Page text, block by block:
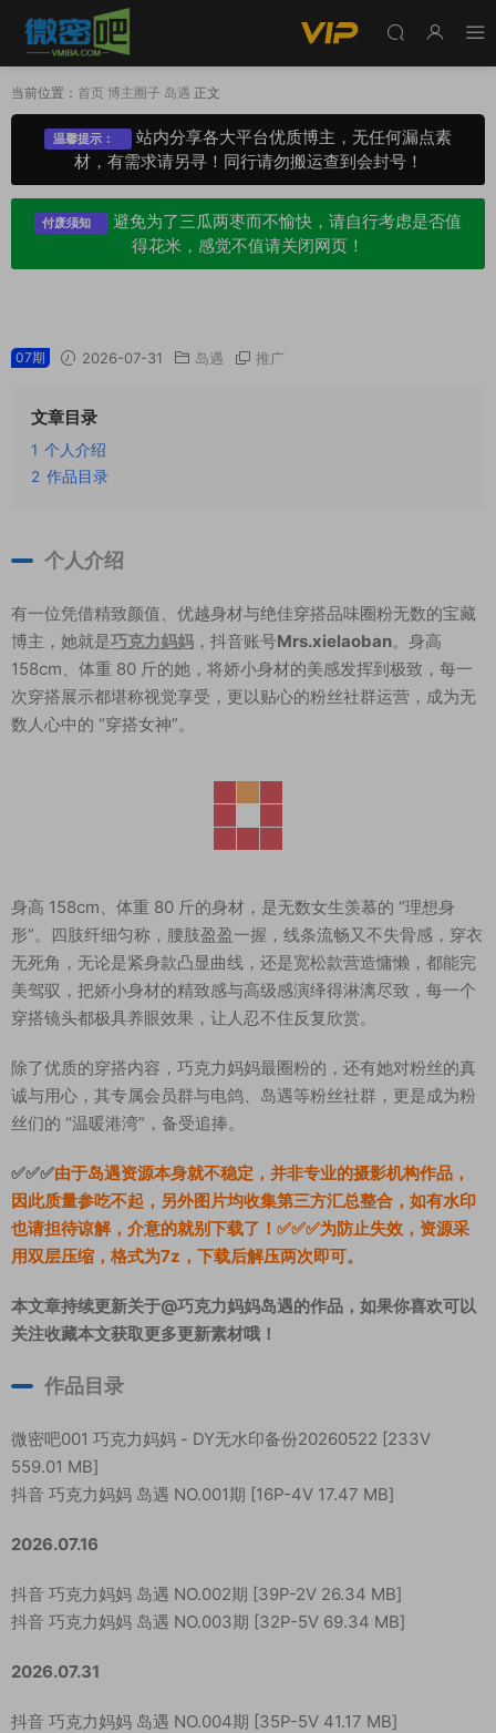
当前位置： 首页 博主圈子 岛遇 正文
温馨提示：
站内分享各大平台优质博主，无任何漏点素
材，有需求请另寻！同行请勿搬运查到会封号！
付废须知
避免为了三瓜两枣而不愉快，请自行考虑是否值
得花米，感觉不值请关闭网页！
07期 2026-07-31 岛遇 推广
文章目录
1 个人介绍
2 作品目录
个人介绍
有一位凭借精致颜值、优越身材与绝佳穿搭品味圈粉无数的宝藏
博主，她就是巧克力妈妈 ，抖音账号Mrs.xielaoban。身高
158cm、体重 80 斤的她，将娇小身材的美感发挥到极致，每一
次穿搭展示都堪称视觉享受，更以贴心的粉丝社群运营，成为无
数人心中的 “穿搭女神”。
身高 158cm、体重 80 斤的身材，是无数女生羡慕的 “理想身
形”。四肢纤细匀称，腰肢盈盈一握，线条流畅又不失骨感，穿衣
无死角，无论是紧身款凸显曲线，还是宽松款营造慵懒，都能完
美驾驭，把娇小身材的精致感与高级感演绎得淋漓尽致，每一个
穿搭镜头都极具养眼效果，让人忍不住反复欣赏。
除了优质的穿搭内容，巧克力妈妈最圈粉的，还有她对粉丝的真
诚与用心，其专属会员群与电鸽、岛遇等粉丝社群，更是成为粉
丝们的 “温暖港湾”，备受追捧。
✅✅✅由于岛遇资源本身就不稳定，并非专业的摄影机构作品，
因此质量参吃不起，另外图片均收集第三方汇总整合，如有水印
也请担待谅解，介意的就别下载了！✅✅✅为防止失效，资源采
用双层压缩，格式为7z，下载后解压两次即可。
本文章持续更新关于@巧克力妈妈岛遇的作品，如果你喜欢可以
关注收藏本文获取更多更新素材哦！
作品目录
微密吧001 巧克力妈妈 - DY无水印备份20260522 [233V
559.01 MB]
抖音 巧克力妈妈 岛遇 NO.001期 [16P-4V 17.47 MB]
2026.07.16
抖音 巧克力妈妈 岛遇 NO.002期 [39P-2V 26.34 MB]
抖音 巧克力妈妈 岛遇 NO.003期 [32P-5V 69.34 MB]
2026.07.31
抖音 巧克力妈妈 岛遇 NO.004期 [35P-5V 41.17 MB]